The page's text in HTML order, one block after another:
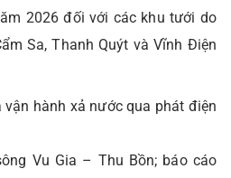
2026 đối với các khu tưới do
Sa, Thanh Quýt và Vĩnh Điện
hành xả nước qua phát điện
Vu Gia – Thu Bồn; báo cáo